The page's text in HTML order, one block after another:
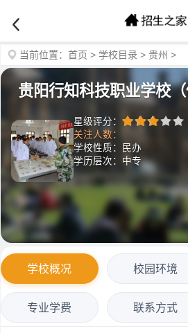
当前位置： 首页 > 学校目录 > 贵州 >
贵阳行知科技职业学校
星级评分：
关注人数：
学校性质：民办
学历层次：中专
学校概况 校园环境
专业学费 联系方式